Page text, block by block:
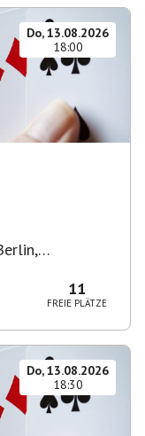
Do, 13.08.2026
18:00
11
FREIE PLÄTZE
Do, 13.08.2026
18:30